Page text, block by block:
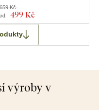
od 499 Kč
Kč
výroby v